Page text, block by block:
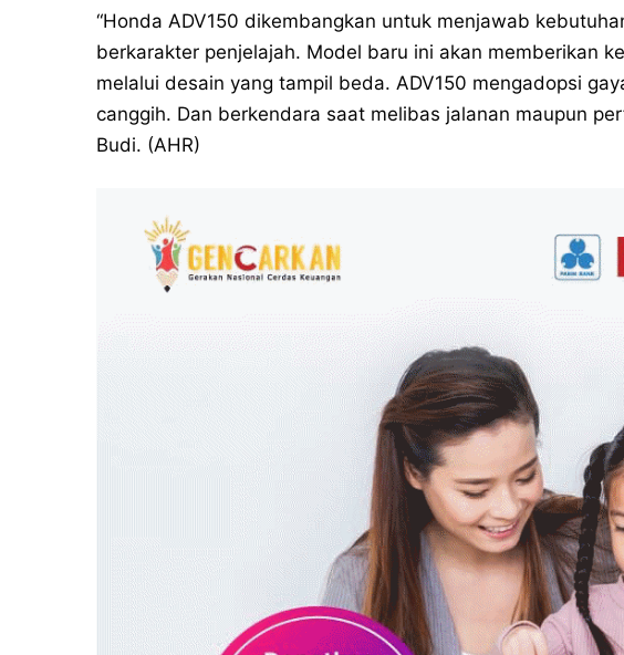
“Honda ADV150 dikembangkan untuk menjawab
berkarakter penjelajah. Model baru ini akan memberikan
melalui desain yang tampil beda. ADV150 mengadopsi
canggih. Dan berkendara saat melibas jalanan maupun
Budi. (AHR)